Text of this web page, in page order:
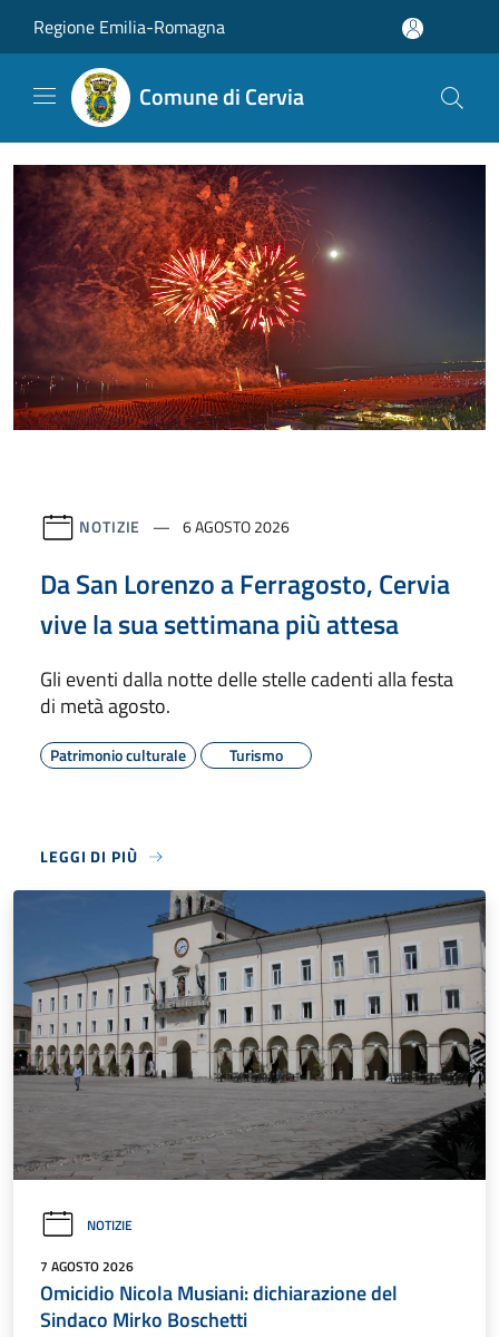
Regione Emilia-Romagna
Comune di Cervia
NOTIZIE 6 AGOSTO 2026
Da San Lorenzo a Ferragosto, Cervia
vive la sua settimana più attesa
Gli eventi dalla notte delle stelle cadenti alla festa
di metà agosto.
Patrimonio culturale Turismo
LEGGI DI PIÙ
NOTIZIE
7 AGOSTO 2026
Omicidio Nicola Musiani: dichiarazione del
Sindaco Mirko Boschetti